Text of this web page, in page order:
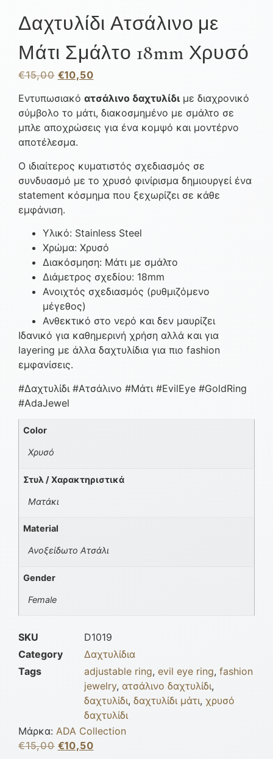
Δαχτυλίδι Ατσάλινο με
Μάτι Σμάλτο 18mm Χρυσό
€15,00 €10,50
Εντυπωσιακό ατσάλινο δαχτυλίδι με διαχρονικό
σύμβολο το μάτι, διακοσμημένο με σμάλτο σε
μπλε αποχρώσεις για ένα κομψό και μοντέρνο
αποτέλεσμα.
Ο ιδιαίτερος κυματιστός σχεδιασμός σε
συνδυασμό με το χρυσό φινίρισμα δημιουργεί ένα
statement κόσμημα που ξεχωρίζει σε κάθε
εμφάνιση.
Υλικό: Stainless Steel
Χρώμα: Χρυσό
Διακόσμηση: Μάτι με σμάλτο
Διάμετρος σχεδίου: 18mm
Ανοιχτός σχεδιασμός (ρυθμιζόμενο
μέγεθος)
Ανθεκτικό στο νερό και δεν μαυρίζει
Ιδανικό για καθημερινή χρήση αλλά και για
layering με άλλα δαχτυλίδια για πιο fashion
εμφανίσεις.
#Δαχτυλίδι #Ατσάλινο #Μάτι #EvilEye #GoldRing
#AdaJewel
Color
Χρυσό
Στυλ / Χαρακτηριστικά
Ματάκι
Material
Ανοξείδωτο Ατσάλι
Gender
Female
SKU
D1019
Category
Δαχτυλίδια
Tags
adjustable ring, evil eye ring, fashion
jewelry, ατσάλινο δαχτυλίδι,
δαχτυλίδι, δαχτυλίδι μάτι, χρυσό
δαχτυλίδι
Μάρκα: ADA Collection
€15,00 €10,50